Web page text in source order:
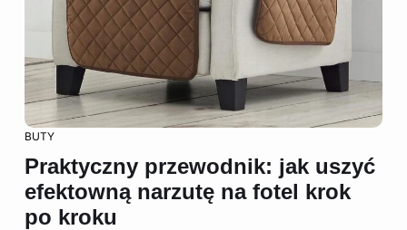
BUTY
Praktyczny przewodnik: jak uszyć
efektowną narzutę na fotel krok
po kroku